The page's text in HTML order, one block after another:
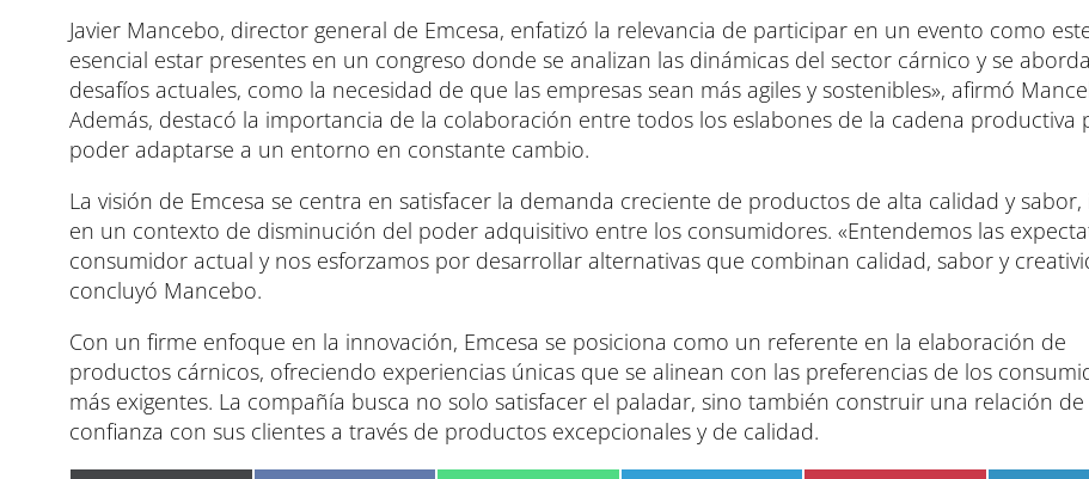
Javier Mancebo, director general de Emcesa, enfatizó la relevancia de participar en un evento como
esencial estar presentes en un congreso donde se analizan las dinámicas del sector cárnico y se
desafíos actuales, como la necesidad de que las empresas sean más agiles y sostenibles», afirmó
Además, destacó la importancia de la colaboración entre todos los eslabones de la cadena productiva
poder adaptarse a un entorno en constante cambio.
La visión de Emcesa se centra en satisfacer la demanda creciente de productos de alta calidad y sabor,
en un contexto de disminución del poder adquisitivo entre los consumidores. «Entendemos las
consumidor actual y nos esforzamos por desarrollar alternativas que combinan calidad, sabor y
concluyó Mancebo.
Con un firme enfoque en la innovación, Emcesa se posiciona como un referente en la elaboración de
productos cárnicos, ofreciendo experiencias únicas que se alinean con las preferencias de los
más exigentes. La compañía busca no solo satisfacer el paladar, sino también construir una relación de
confianza con sus clientes a través de productos excepcionales y de calidad.